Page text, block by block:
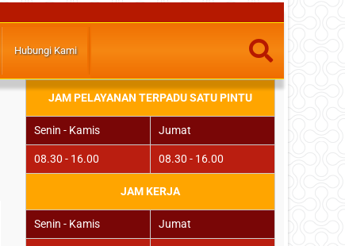
Hubungi Kami
JAM PELAYANAN TERPADU SATU PINTU
Senin - Kamis Jumat
08.30 - 16.00 08.30 - 16.00
JAM KERJA
Senin - Kamis Jumat